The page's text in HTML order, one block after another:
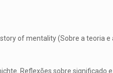
of mentality (Sobre a teoria
Reflexões sobre